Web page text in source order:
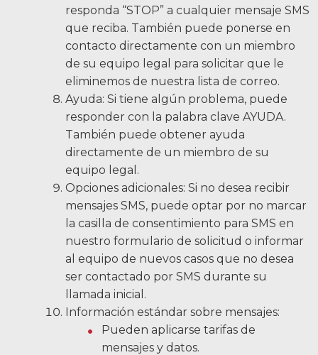
responda “STOP” a cualquier mensaje SMS
que reciba. También puede ponerse en
contacto directamente con un miembro
de su equipo legal para solicitar que le
eliminemos de nuestra lista de correo.
Ayuda: Si tiene algún problema, puede
responder con la palabra clave AYUDA.
También puede obtener ayuda
directamente de un miembro de su
equipo legal.
Opciones adicionales: Si no desea recibir
mensajes SMS, puede optar por no marcar
la casilla de consentimiento para SMS en
nuestro formulario de solicitud o informar
al equipo de nuevos casos que no desea
ser contactado por SMS durante su
llamada inicial.
Información estándar sobre mensajes:
Pueden aplicarse tarifas de
mensajes y datos.